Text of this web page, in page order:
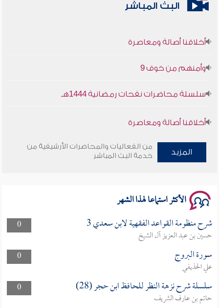
البث المباشر
أخلاقنا أصالة ومعاصرة
وأمنهم من خوف 9
سلسلة محاضرات نفحات رمضانية 1444هـ
أخلاقنا أصالة ومعاصرة
وأمنهم من خوف 9
المزيد
من الفعاليات والمحاضرات الأرشيفية من
خدمة البث المباشر
الأكثر استماعا لهذا الشهر
0 شرح منظومة القواعد الفقهية لابن سعدي 3
حسين بن عبد العزيز آل الشيخ
0
سورة البروج
علي الحذيفي
0
سلسلة شرح نزهة النظر للحافظ ابن حجر (28)
حاتم بن عارف الشريف